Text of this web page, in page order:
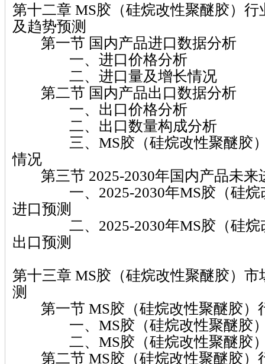
第十二章 MS胶（硅烷改性聚醚胶）
及趋势预测
第一节 国内产品进口数据分析
一、进口价格分析
二、进口量及增长情况
第二节 国内产品出口数据分析
一、出口价格分析
二、出口数量构成分析
三、MS胶（硅烷改性聚醚胶）
情况
第三节 2025-2030年国内产品未来
一、2025-2030年MS胶（硅烷
进口预测
二、2025-2030年MS胶（硅烷
出口预测
第十三章 MS胶（硅烷改性聚醚胶）
测
第一节 MS胶（硅烷改性聚醚胶）
一、MS胶（硅烷改性聚醚胶）
二、MS胶（硅烷改性聚醚胶）
第二节 MS胶（硅烷改性聚醚胶）